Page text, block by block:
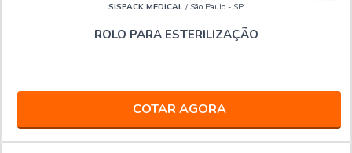
SISPACK MEDICAL / São Paulo - SP
ROLO PARA ESTERILIZAÇÃO
COTAR AGORA